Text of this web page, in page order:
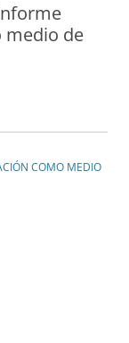
medio de
COMO MEDIO